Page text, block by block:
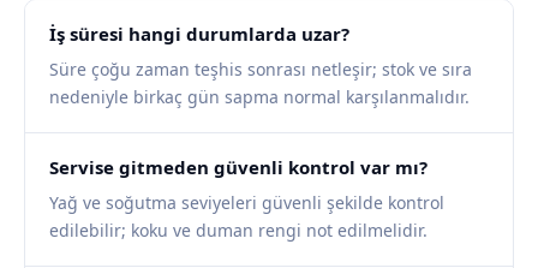
İş süresi hangi durumlarda uzar?
Süre çoğu zaman teşhis sonrası netleşir; stok ve sıra
nedeniyle birkaç gün sapma normal karşılanmalıdır.
Servise gitmeden güvenli kontrol var mı?
Yağ ve soğutma seviyeleri güvenli şekilde kontrol
edilebilir; koku ve duman rengi not edilmelidir.